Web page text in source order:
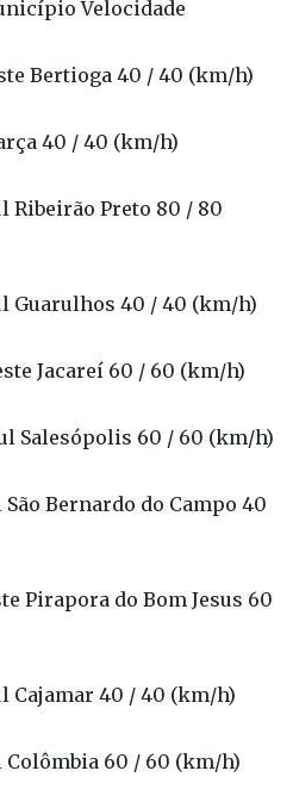
Velocidade
Bertioga 40 / 40 (km/h)
40 / 40 (km/h)
Ribeirão Preto 80 / 80
Guarulhos 40 / 40 (km/h)
Jacareí 60 / 60 (km/h)
Salesópolis 60 / 60 (km/h)
São Bernardo do Campo 40
Pirapora do Bom Jesus 60
Cajamar 40 / 40 (km/h)
Colômbia 60 / 60 (km/h)